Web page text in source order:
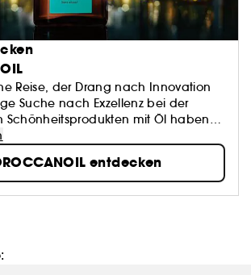
Reise, der Drang nach Innovation
Suche nach Exzellenz bei der
Schönheitsprodukten mit Öl haben
die inzwischen zu einer Ikone
entdecken